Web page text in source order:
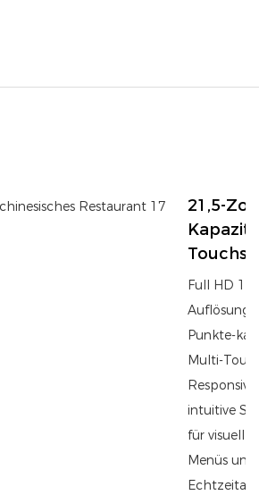
21,5-
Full HD
Auflösung
Punkte-
Multi-
intuitive
für visuell
Menüs und